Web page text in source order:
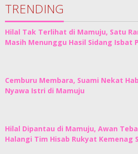
TRENDING
Hilal Tak Terlihat di Mamuju, Satu
Masih Menunggu Hasil Sidang Isbat
Cemburu Membara, Suami Nekat
Nyawa Istri di Mamuju
Hilal Dipantau di Mamuju, Awan
Halangi Tim Hisab Rukyat Kemenag